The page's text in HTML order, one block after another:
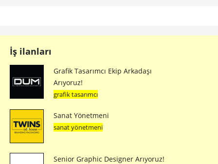
İş ilanları
Grafik Tasarımcı Ekip Arkadaşı
Arıyoruz!
grafik tasarımcı
Sanat Yönetmeni
sanat yönetmeni
Senior Graphic Designer Arıyoruz!